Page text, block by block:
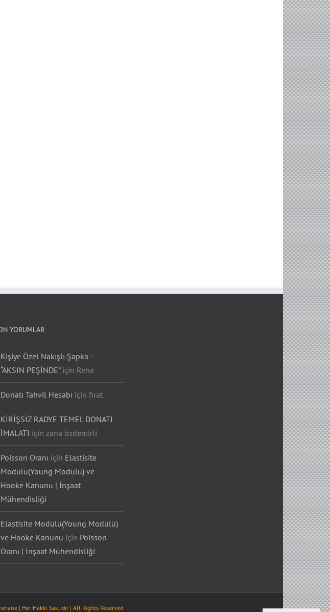
Kişiye Özel Nakışlı Şapka –
KİRİŞSİZ RADYE TEMEL DONATI
Poisson Oranı için
Elastisite
Modülü(Young Modülü) ve
Hooke Kanunu | İnşaat
Elastisite Modülü(Young Modülü)
ve Hooke Kanunu
için Poisson